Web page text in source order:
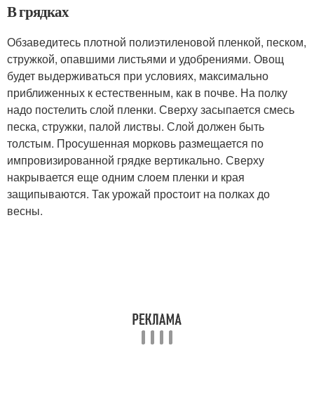
В грядках
Обзаведитесь плотной полиэтиленовой пленкой, песком,
стружкой, опавшими листьями и удобрениями. Овощ
будет выдерживаться при условиях, максимально
приближенных к естественным, как в почве. На полку
надо постелить слой пленки. Сверху засыпается смесь
песка, стружки, палой листвы. Слой должен быть
толстым. Просушенная морковь размещается по
импровизированной грядке вертикально. Сверху
накрывается еще одним слоем пленки и края
защипываются. Так урожай простоит на полках до
весны.